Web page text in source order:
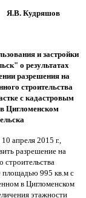
и застройки
о результатах
разрешения на
строительства
с кадастровым
Цигломенском
апреля 2015 г.,
разрешение на
строительства
площадью 995 кв.м с
в Цигломенском
этажности